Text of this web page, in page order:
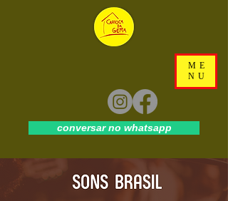
ME
NU
conversar no whatsapp